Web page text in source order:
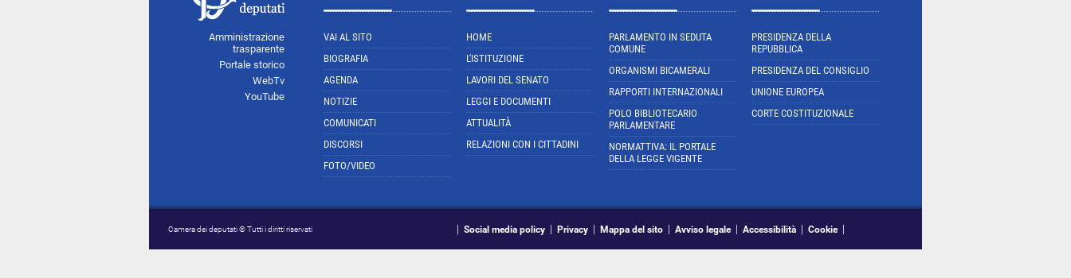
Amministrazione
trasparente
Portale storico
WebTv
YouTube
VAI AL SITO
BIOGRAFIA
AGENDA
NOTIZIE
COMUNICATI
DISCORSI
FOTO/VIDEO
HOME
L'ISTITUZIONE
LAVORI DEL SENATO
LEGGI E DOCUMENTI
ATTUALITÀ
RELAZIONI CON I CITTADINI
PARLAMENTO IN SEDUTA
COMUNE
ORGANISMI BICAMERALI
RAPPORTI INTERNAZIONALI
POLO BIBLIOTECARIO
PARLAMENTARE
NORMATTIVA: IL PORTALE
DELLA LEGGE VIGENTE
PRESIDENZA DELLA
REPUBBLICA
PRESIDENZA DEL CONSIGLIO
UNIONE EUROPEA
CORTE COSTITUZIONALE
Camera dei deputati © Tutti i diritti riservati Social media policy Privacy Mappa del sito Avviso legale Accessibilità Cookie